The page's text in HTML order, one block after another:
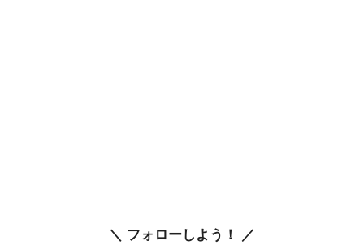
＼ フォローしよう！ ／